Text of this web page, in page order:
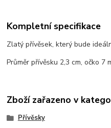
Kompletní specifikace
Zlatý přívěsek, který bude
Průměr přívěsku 2,3 cm, očko 7
Zboží zařazeno v
Přívěsky